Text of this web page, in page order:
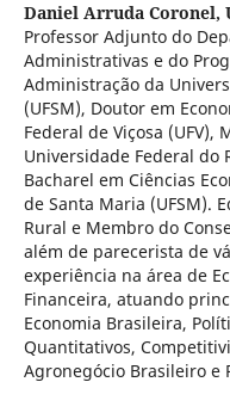
Daniel Arruda Coronel,
Professor Adjunto do
Administrativas e do
Administração da
(UFSM), Doutor em
Federal de Viçosa (UFV),
Universidade Federal do
Bacharel em Ciências
de Santa Maria (UFSM).
Rural e Membro do
além de parecerista de
experiência na área de
Financeira, atuando
Economia Brasileira,
Quantitativos,
Agronegócio Brasileiro e